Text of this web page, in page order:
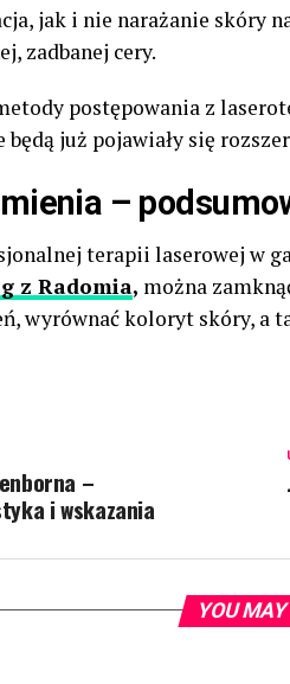
jak i nie narażanie skóry
zadbanej cery.
postępowania z
już pojawiały się
–
terapii laserowej w
z Radomia, można
wyrównać koloryt skóry, a
–
i wskazania
YOU